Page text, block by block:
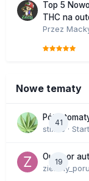
Top 5
THC na
Przez
Nowe tematy
41
stix33 ·
19
Outdoor